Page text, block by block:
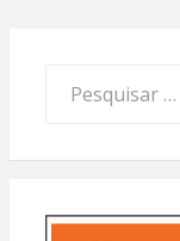
por: